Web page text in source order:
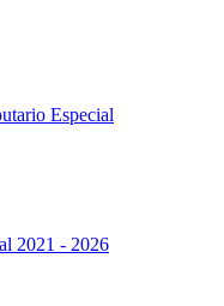
Especial
2021 - 2026